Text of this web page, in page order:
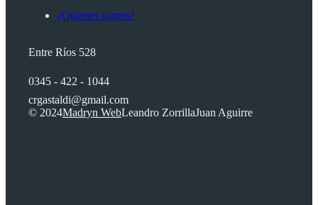
¿Quienes somos?
Entre Ríos 528
0345 - 422 - 1044
crgastaldi@gmail.com
© 2024Madryn WebLeandro ZorrillaJuan Aguirre